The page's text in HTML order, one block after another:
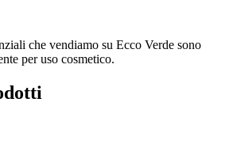
che vendiamo su Ecco Verde sono
per uso cosmetico.